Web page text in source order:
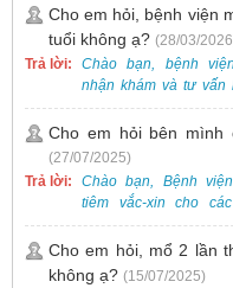
Cho em hỏi, bệnh viện
tuổi không ạ? (28/03/
Trả lời:
Chào bạn, bệnh
nhận khám và tư vấn
bẹt cho trẻ em, bao
tuổi. Bạn có thể
Khoa Khám bệnh của
để được bác sĩ
thăm khám. Ngoài ra,
tiện hơn, bạn có
0988 270 115. Nếu
thêm, vui lòng liên hệ
Cho em hỏi bên mình
(27/07/2025)
Trả lời:
Chào bạn, Bệnh
tiêm vắc-xin cho
nhiên, các loại vắc-xin
theo từng đợt,
nào cũng có sẵn.
Cho em hỏi, mổ 2 lần
không ạ? (15/07/2025)